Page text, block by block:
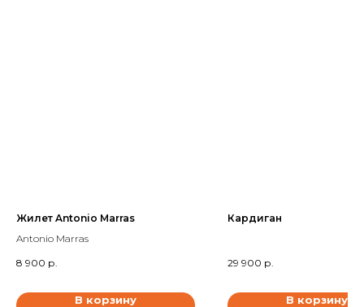
Жилет Antonio Marras
Antonio Marras
8 900 р.
В корзину
Кардиган
29 900 р.
В корзину